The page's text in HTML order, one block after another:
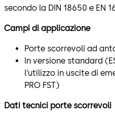
secondo la DIN 18650 e EN
Campi di applicazione
Porte scorrevoli ad
In versione standard
l’utilizzo in uscite di
PRO FST)
Dati tecnici porte scorrevoli